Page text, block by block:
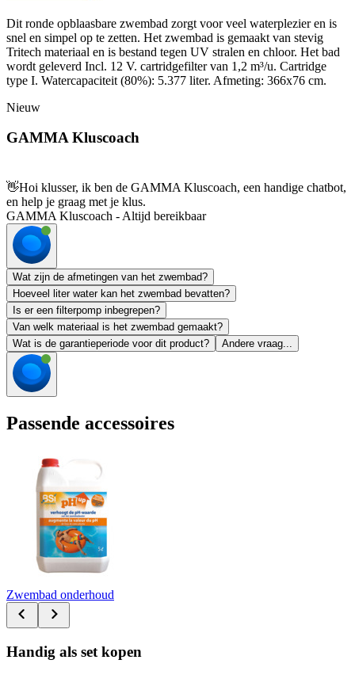
Dit ronde opblaasbare zwembad zorgt voor veel waterplezier en is
snel en simpel op te zetten. Het zwembad is gemaakt van stevig
Tritech materiaal en is bestand tegen UV stralen en chloor. Het bad
wordt geleverd Incl. 12 V. cartridgefilter van 1,2 m³/u. Cartridge
type I. Watercapaciteit (80%): 5.377 liter. Afmeting: 366x76 cm.
Nieuw
GAMMA Kluscoach
👋Hoi klusser, ik ben de GAMMA Kluscoach, een handige chatbot,
en help je graag met je klus.
GAMMA Kluscoach - Altijd bereikbaar
Wat zijn de afmetingen van het zwembad?
Hoeveel liter water kan het zwembad bevatten?
Is er een filterpomp inbegrepen?
Van welk materiaal is het zwembad gemaakt?
Wat is de garantieperiode voor dit product?
Andere vraag...
Passende accessoires
Zwembad onderhoud
Handig als set kopen